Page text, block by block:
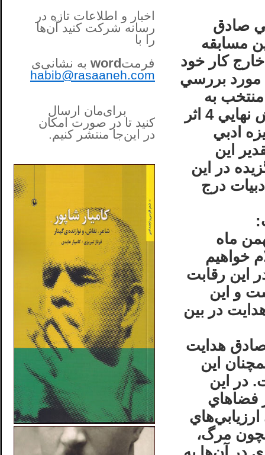
صادق
اين مسابقه
و خارج كار خود
مورد بررسي
به
دور دوم داوري راه پيدا مي‌كنند و نتيجتا در بخش نهايي 4 اثر
ادبي
اين
در اين
درج
را در پايان كار كه در 28 بهمن ماه
خواهيم
اين رقابت
سال بوده‌است و اين
در بين
هدايت
اين
در اين
فضاهاي
مرگ،
اخبار و اطلاعات تازه در
رسانه شرکت کنید آن‌ها
را با
فرمتword به نشانی‌ی
habib@rasaaneh.com
برای‌مان ارسال
کنید تا در صورت امکان
در این‌جامنتشر کنیم.